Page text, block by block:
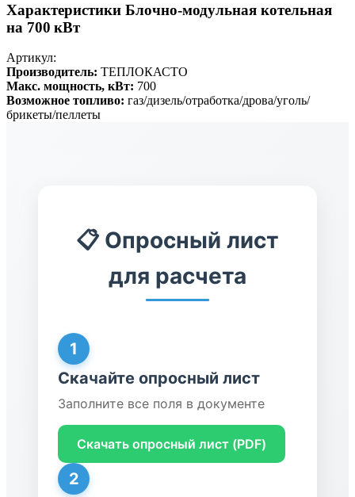
Характеристики Блочно‑модульная котельная
на 700 кВт
Артикул:
Производитель: ТЕПЛОКАСТО
Макс. мощность, кВт: 700
Возможное топливо: газ/дизель/отработка/дрова/уголь/
брикеты/пеллеты
📋 Опросный лист
для расчета
1
Скачайте опросный лист
Заполните все поля в документе
Скачать опросный лист (PDF)
2